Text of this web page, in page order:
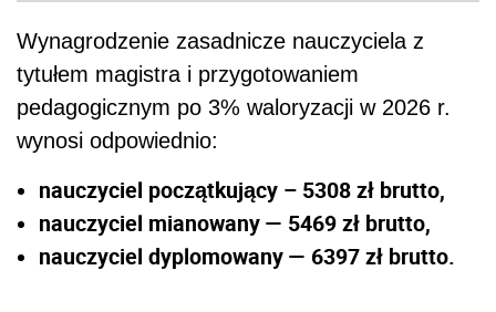
Wynagrodzenie zasadnicze nauczyciela z
tytułem magistra i przygotowaniem
pedagogicznym po 3% waloryzacji w 2026 r.
wynosi odpowiednio:
nauczyciel początkujący – 5308 zł brutto,
nauczyciel mianowany — 5469 zł brutto,
nauczyciel dyplomowany — 6397 zł brutto.